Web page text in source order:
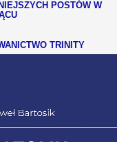
POSTÓW W
TRINITY